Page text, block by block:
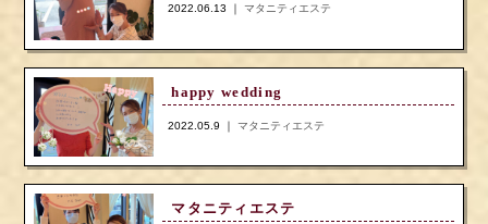
2022.06.13 ｜マタニティエステ
happy wedding
2022.05.9 ｜マタニティエステ
マタニティエステ